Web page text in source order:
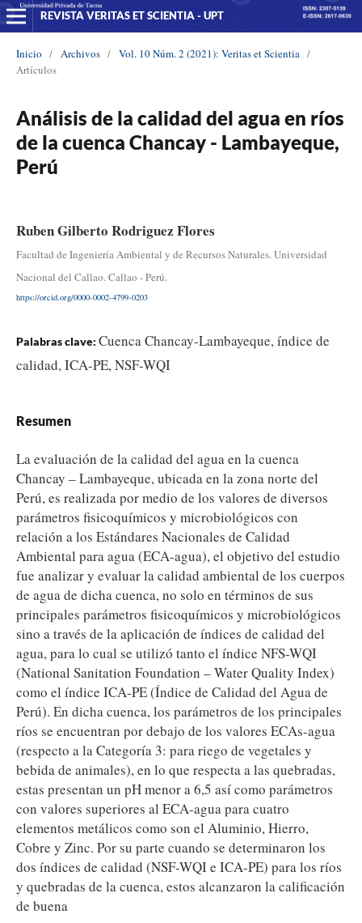
REVISTA VERITAS ET SCIENTIA - UPT
Inicio / Archivos / Vol. 10 Núm. 2 (2021): Veritas et Scientia /
Artículos
Análisis de la calidad del agua en ríos
de la cuenca Chancay - Lambayeque,
Perú
Ruben Gilberto Rodriguez Flores
Facultad de Ingeniería Ambiental y de Recursos Naturales. Universidad
Nacional del Callao. Callao - Perú.
https://orcid.org/0000-0002-4799-0203
Palabras clave: Cuenca Chancay-Lambayeque, índice de
calidad, ICA-PE, NSF-WQI
Resumen
La evaluación de la calidad del agua en la cuenca
Chancay – Lambayeque, ubicada en la zona norte del
Perú, es realizada por medio de los valores de diversos
parámetros fisicoquímicos y microbiológicos con
relación a los Estándares Nacionales de Calidad
Ambiental para agua (ECA-agua), el objetivo del estudio
fue analizar y evaluar la calidad ambiental de los cuerpos
de agua de dicha cuenca, no solo en términos de sus
principales parámetros fisicoquímicos y microbiológicos
sino a través de la aplicación de índices de calidad del
agua, para lo cual se utilizó tanto el índice NFS-WQI
(National Sanitation Foundation – Water Quality Index)
como el índice ICA-PE (Índice de Calidad del Agua de
Perú). En dicha cuenca, los parámetros de los principales
ríos se encuentran por debajo de los valores ECAs-agua
(respecto a la Categoría 3: para riego de vegetales y
bebida de animales), en lo que respecta a las quebradas,
estas presentan un pH menor a 6,5 así como parámetros
con valores superiores al ECA-agua para cuatro
elementos metálicos como son el Aluminio, Hierro,
Cobre y Zinc. Por su parte cuando se determinaron los
dos índices de calidad (NSF-WQI e ICA-PE) para los ríos
y quebradas de la cuenca, estos alcanzaron la calificación
de buena